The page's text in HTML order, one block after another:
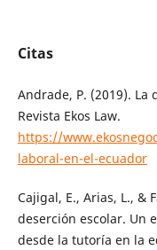
Citas
Andrade, P. (2019).
Revista Ekos Law.
https://
laboral-en-el-ecuador
Cajigal, E., Arias, L., &
deserción escolar. Un
desde la tutoría en la